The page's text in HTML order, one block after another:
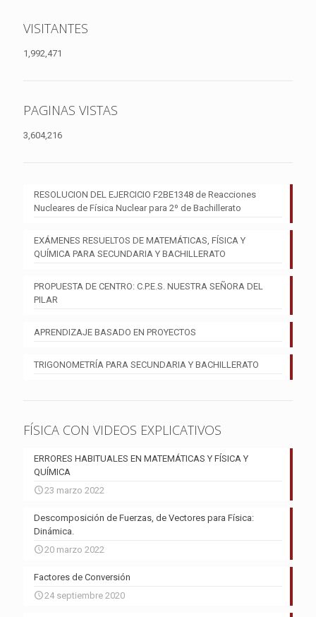
VISITANTES
1,992,471
PAGINAS VISTAS
3,604,216
RESOLUCION DEL EJERCICIO F2BE1348 de Reacciones
Nucleares de Física Nuclear para 2º de Bachillerato
EXÁMENES RESUELTOS DE MATEMÁTICAS, FÍSICA Y
QUÍMICA PARA SECUNDARIA Y BACHILLERATO
PROPUESTA DE CENTRO: C.P.E.S. NUESTRA SEÑORA DEL
PILAR
APRENDIZAJE BASADO EN PROYECTOS
TRIGONOMETRÍA PARA SECUNDARIA Y BACHILLERATO
FÍSICA CON VIDEOS EXPLICATIVOS
ERRORES HABITUALES EN MATEMÁTICAS Y FÍSICA Y
QUÍMICA
23 marzo 2022
Descomposición de Fuerzas, de Vectores para Física:
Dinámica.
20 marzo 2022
Factores de Conversión
24 septiembre 2020